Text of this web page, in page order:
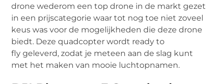
drone wederom een top drone in de markt gezet
in een prijscategorie waar tot nog toe niet zoveel
keus was voor de mogelijkheden die deze drone
biedt. Deze quadcopter wordt ready to
fly geleverd, zodat je meteen aan de slag kunt
met het maken van mooie luchtopnamen.